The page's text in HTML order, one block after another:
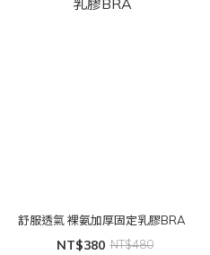
舒服透氣 裸氨加厚固定乳膠BRA
NT$380 NT$480